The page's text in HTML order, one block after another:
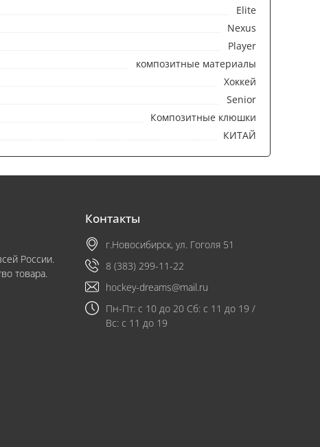
Elite
Nexus
Player
композитные материалы
Хоккей
Senior
Композитные клюшки
КИТАЙ
России.
товара.
Контакты
г.Новосибирск, ул. Гоголя 51
8 (383) 299-11-22
hockey-dreams@mail.ru
Пн-Пт: с 10 до 20 Сб: с 11 до 19 /
Вс: с 11 до 19